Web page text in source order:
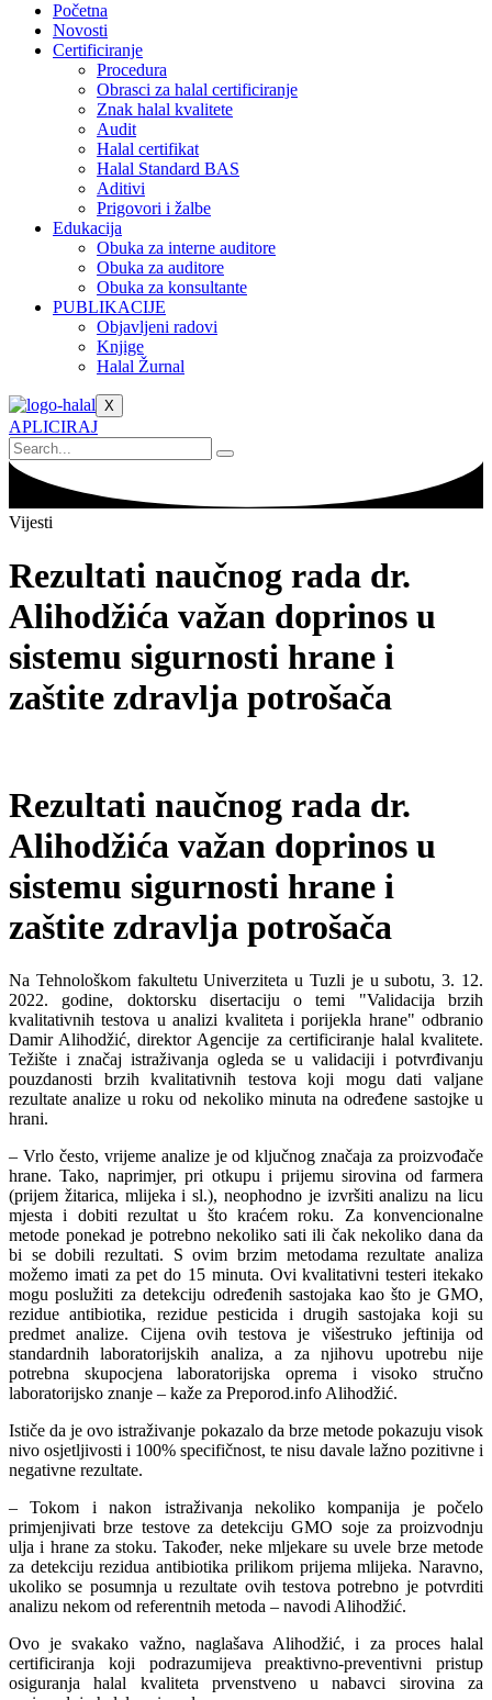
Početna
Novosti
Certificiranje
Procedura
Obrasci za halal certificiranje
Znak halal kvalitete
Audit
Halal certifikat
Halal Standard BAS
Aditivi
Prigovori i žalbe
Edukacija
Obuka za interne auditore
Obuka za auditore
Obuka za konsultante
PUBLIKACIJE
Objavljeni radovi
Knjige
Halal Žurnal
X
APLICIRAJ
Vijesti
Rezultati naučnog rada dr.
Alihodžića važan doprinos u
sistemu sigurnosti hrane i
zaštite zdravlja potrošača
Rezultati naučnog rada dr.
Alihodžića važan doprinos u
sistemu sigurnosti hrane i
zaštite zdravlja potrošača
Na Tehnološkom fakultetu Univerziteta u Tuzli je u subotu, 3. 12.
2022. godine, doktorsku disertaciju o temi "Validacija brzih
kvalitativnih testova u analizi kvaliteta i porijekla hrane" odbranio
Damir Alihodžić, direktor Agencije za certificiranje halal kvalitete.
Težište i značaj istraživanja ogleda se u validaciji i potvrđivanju
pouzdanosti brzih kvalitativnih testova koji mogu dati valjane
rezultate analize u roku od nekoliko minuta na određene sastojke u
hrani.
– Vrlo često, vrijeme analize je od ključnog značaja za proizvođače
hrane. Tako, naprimjer, pri otkupu i prijemu sirovina od farmera
(prijem žitarica, mlijeka i sl.), neophodno je izvršiti analizu na licu
mjesta i dobiti rezultat u što kraćem roku. Za konvencionalne
metode ponekad je potrebno nekoliko sati ili čak nekoliko dana da
bi se dobili rezultati. S ovim brzim metodama rezultate analiza
možemo imati za pet do 15 minuta. Ovi kvalitativni testeri itekako
mogu poslužiti za detekciju određenih sastojaka kao što je GMO,
rezidue antibiotika, rezidue pesticida i drugih sastojaka koji su
predmet analize. Cijena ovih testova je višestruko jeftinija od
standardnih laboratorijskih analiza, a za njihovu upotrebu nije
potrebna skupocjena laboratorijska oprema i visoko stručno
laboratorijsko znanje – kaže za Preporod.info Alihodžić.
Ističe da je ovo istraživanje pokazalo da brze metode pokazuju visok
nivo osjetljivosti i 100% specifičnost, te nisu davale lažno pozitivne i
negativne rezultate.
– Tokom i nakon istraživanja nekoliko kompanija je počelo
primjenjivati brze testove za detekciju GMO soje za proizvodnju
ulja i hrane za stoku. Također, neke mljekare su uvele brze metode
za detekciju rezidua antibiotika prilikom prijema mlijeka. Naravno,
ukoliko se posumnja u rezultate ovih testova potrebno je potvrditi
analizu nekom od referentnih metoda – navodi Alihodžić.
Ovo je svakako važno, naglašava Alihodžić, i za proces halal
certificiranja koji podrazumijeva preaktivno-preventivni pristup
osiguranja halal kvaliteta prvenstveno u nabavci sirovina za